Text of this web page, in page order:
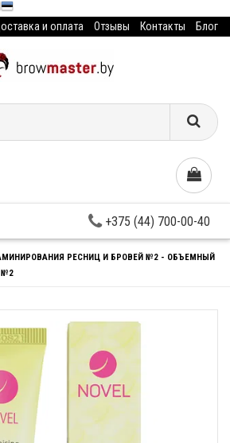
и оплата Отзывы Контакты Блог
+375 (44) 700-00-40
РЕСНИЦ И БРОВЕЙ №2 - ОБЪЕМНЫЙ
№2